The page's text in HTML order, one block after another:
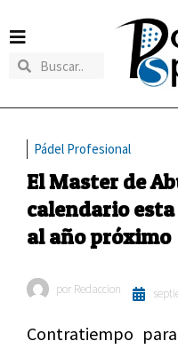
Pádel Profesional
El Master de
calendario
al año próximo
por Redaccion
Contratiempo